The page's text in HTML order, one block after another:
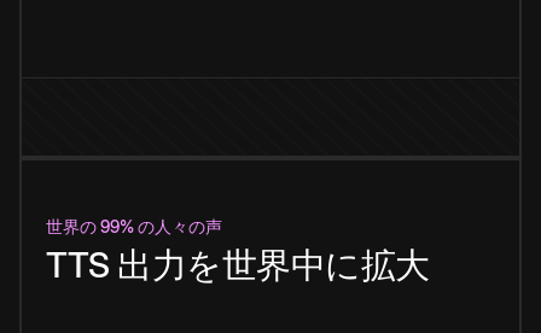
世界の 99% の人々の声
TTS 出力を世界中に拡大